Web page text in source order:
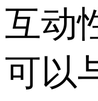
互动
可以